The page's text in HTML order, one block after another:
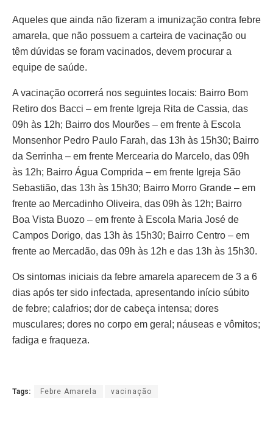
Aqueles que ainda não fizeram a imunização contra febre
amarela, que não possuem a carteira de vacinação ou
têm dúvidas se foram vacinados, devem procurar a
equipe de saúde.
A vacinação ocorrerá nos seguintes locais: Bairro Bom
Retiro dos Bacci – em frente Igreja Rita de Cassia, das
09h às 12h; Bairro dos Mourões – em frente à Escola
Monsenhor Pedro Paulo Farah, das 13h às 15h30; Bairro
da Serrinha – em frente Mercearia do Marcelo, das 09h
às 12h; Bairro Água Comprida – em frente Igreja São
Sebastião, das 13h às 15h30; Bairro Morro Grande – em
frente ao Mercadinho Oliveira, das 09h às 12h; Bairro
Boa Vista Buozo – em frente à Escola Maria José de
Campos Dorigo, das 13h às 15h30; Bairro Centro – em
frente ao Mercadão, das 09h às 12h e das 13h às 15h30.
Os sintomas iniciais da febre amarela aparecem de 3 a 6
dias após ter sido infectada, apresentando início súbito
de febre; calafrios; dor de cabeça intensa; dores
musculares; dores no corpo em geral; náuseas e vômitos;
fadiga e fraqueza.
Tags: Febre Amarela vacinação